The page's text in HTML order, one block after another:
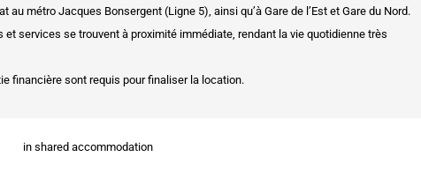
métro Jacques Bonsergent (Ligne 5), ainsi qu’à Gare de l’Est et Gare du Nord.
services se trouvent à proximité immédiate, rendant la vie quotidienne très
financière sont requis pour finaliser la location.
in shared accommodation